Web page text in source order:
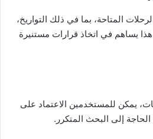
المتاحة، بما في ذلك التواريخ،
يساهم في اتخاذ قرارات مستنيرة
يمكن للمستخدمين الاعتماد على
إلى البحث المتكرر.